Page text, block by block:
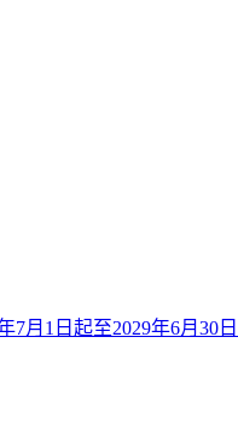
7月1日起至2029年6月30